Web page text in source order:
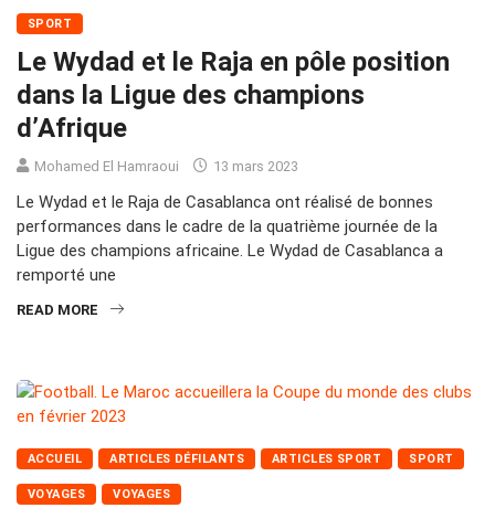
SPORT
Le Wydad et le Raja en pôle position
dans la Ligue des champions
d’Afrique
Mohamed El Hamraoui 13 mars 2023
Le Wydad et le Raja de Casablanca ont réalisé de bonnes
performances dans le cadre de la quatrième journée de la
Ligue des champions africaine. Le Wydad de Casablanca a
remporté une
READ MORE
ACCUEIL ARTICLES DÉFILANTS ARTICLES SPORT SPORT
VOYAGES VOYAGES